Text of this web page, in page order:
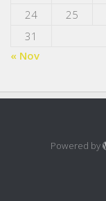
24
25
31
« Nov
Powered by